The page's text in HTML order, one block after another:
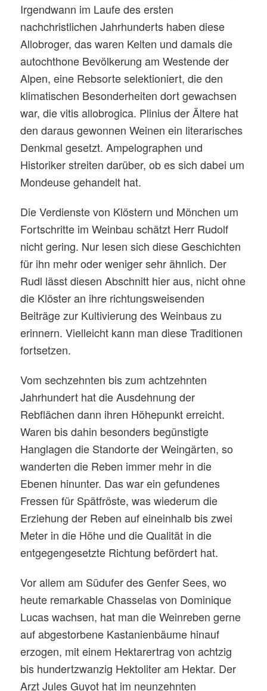
Irgendwann im Laufe des ersten
nachchristlichen Jahrhunderts haben diese
Allobroger, das waren Kelten und damals die
autochthone Bevölkerung am Westende der
Alpen, eine Rebsorte selektioniert, die den
klimatischen Besonderheiten dort gewachsen
war, die vitis allobrogica. Plinius der Ältere hat
den daraus gewonnen Weinen ein literarisches
Denkmal gesetzt. Ampelographen und
Historiker streiten darüber, ob es sich dabei um
Mondeuse gehandelt hat.
Die Verdienste von Klöstern und Mönchen um
Fortschritte im Weinbau schätzt Herr Rudolf
nicht gering. Nur lesen sich diese Geschichten
für ihn mehr oder weniger sehr ähnlich. Der
Rudl lässt diesen Abschnitt hier aus, nicht ohne
die Klöster an ihre richtungsweisenden
Beiträge zur Kultivierung des Weinbaus zu
erinnern. Vielleicht kann man diese Traditionen
fortsetzen.
Vom sechzehnten bis zum achtzehnten
Jahrhundert hat die Ausdehnung der
Rebflächen dann ihren Höhepunkt erreicht.
Waren bis dahin besonders begünstigte
Hanglagen die Standorte der Weingärten, so
wanderten die Reben immer mehr in die
Ebenen hinunter. Das war ein gefundenes
Fressen für Spätfröste, was wiederum die
Erziehung der Reben auf eineinhalb bis zwei
Meter in die Höhe und die Qualität in die
entgegengesetzte Richtung befördert hat.
Vor allem am Südufer des Genfer Sees, wo
heute remarkable Chasselas von Dominique
Lucas wachsen, hat man die Weinreben gerne
auf abgestorbene Kastanienbäume hinauf
erzogen, mit einem Hektarertrag von achtzig
bis hundertzwanzig Hektoliter am Hektar. Der
Arzt Jules Guyot hat im neunzehnten